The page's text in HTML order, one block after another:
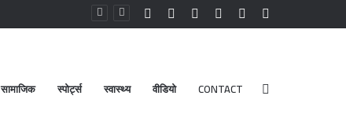
Random
Log
Instagram
YouTube
Facebook
सामाजिक स्पोर्ट्स स्वास्थ्य वीडियो CONTACT